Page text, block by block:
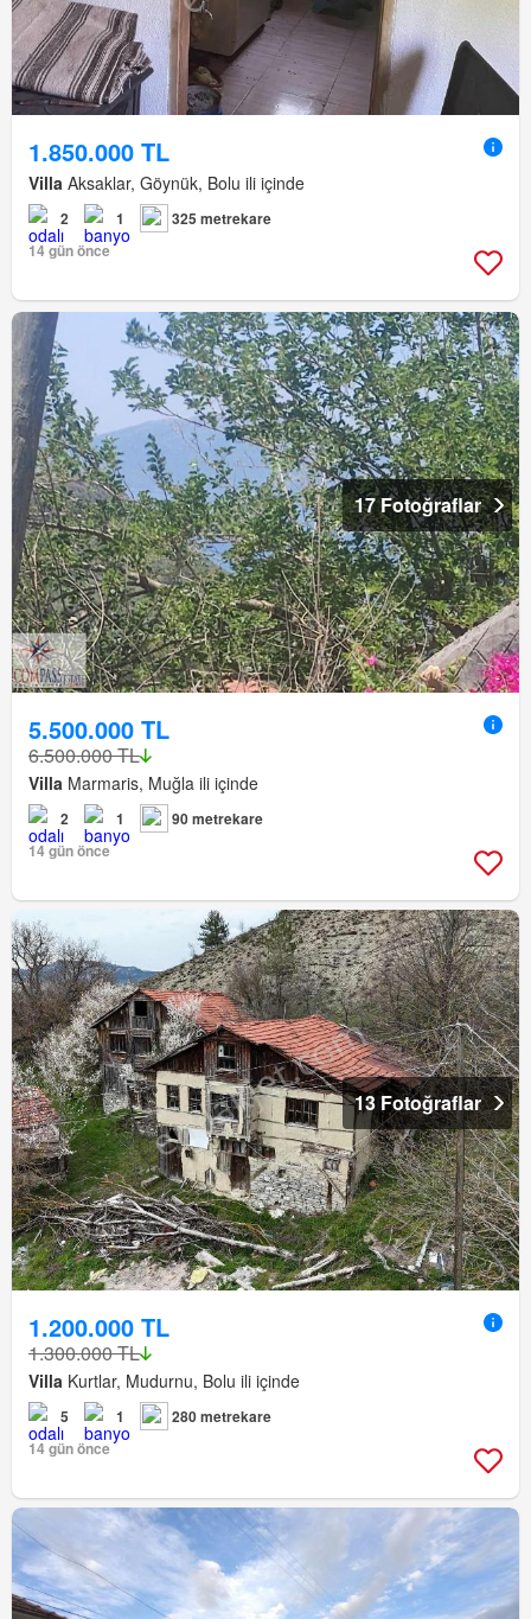
1.850.000 TL
Villa Aksaklar, Göynük, Bolu ili içinde
2 1
325 metrekare
14 gün önce
17 Fotoğraflar
5.500.000 TL
6.500.000 TL
Villa Marmaris, Muğla ili içinde
2 1
90 metrekare
14 gün önce
13 Fotoğraflar
1.200.000 TL
1.300.000 TL
Villa Kurtlar, Mudurnu, Bolu ili içinde
5 1
280 metrekare
14 gün önce